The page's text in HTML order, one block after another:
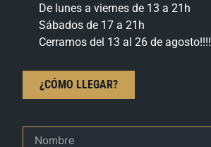
De lunes a viernes de 13 a 21h
Sábados de 17 a 21h
Cerramos del 13 al 26 de agosto!!!!
¿CÓMO LLEGAR?